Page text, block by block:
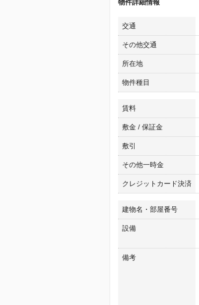
物件詳細情報
交通
その他交通
所在地
物件種目
賃料
敷金 / 保証金
敷引
その他一時金
クレジットカード決済
建物名・部屋番号
設備
備考